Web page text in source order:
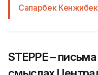
Сапарбек Кенжибек
STEPPE –